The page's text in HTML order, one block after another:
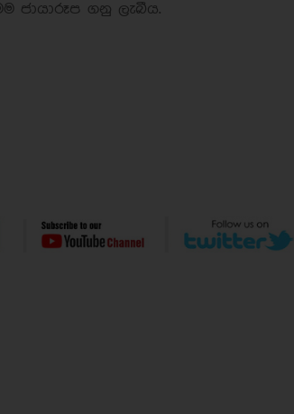
ජායාරූප ගනු ලැබීය.